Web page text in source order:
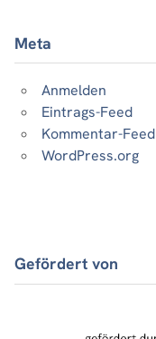
Meta
Anmelden
Eintrags-Feed
Kommentar-Feed
WordPress.org
Gefördert von